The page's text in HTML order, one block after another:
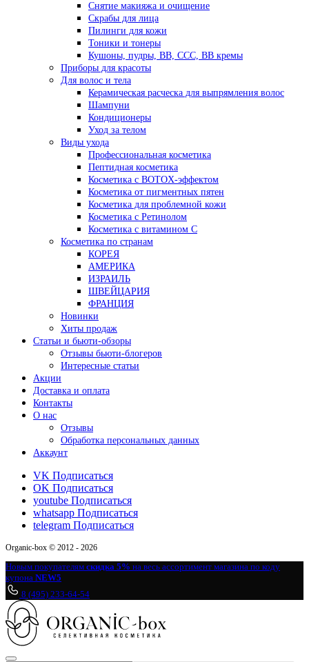
Снятие макияжа и очищение
Скрабы для лица
Пилинги для кожи
Тоники и тонеры
Кушоны, пудры, ВВ, ССС, ВВ кремы
Приборы для красоты
Для волос и тела
Керамическая расческа для выпрямления волос
Шампуни
Кондиционеры
Уход за телом
Виды ухода
Профессиональная косметика
Пептидная косметика
Косметика с BOTOX-эффектом
Косметика от пигментных пятен
Косметика для проблемной кожи
Косметика с Ретинолом
Косметика с витамином С
Косметика по странам
КОРЕЯ
АМЕРИКА
ИЗРАИЛЬ
ШВЕЙЦАРИЯ
ФРАНЦИЯ
Новинки
Хиты продаж
Статьи и бьюти-обзоры
Отзывы бьюти-блогеров
Интересные статьи
Акции
Доставка и оплата
Контакты
О нас
Отзывы
Обработка персональных данных
Аккаунт
VK Подписаться
OK Подписаться
youtube Подписаться
whatsapp Подписаться
telegram Подписаться
Organic-box © 2012 - 2026
Новым покупателям скидка 5% на весь ассортимент магазина по коду
купона NEW5
8 (495) 233-64-54